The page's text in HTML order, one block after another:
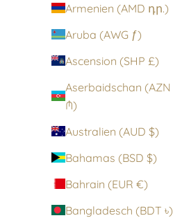
Armenien (AMD դր.)
Aruba (AWG ƒ)
Ascension (SHP £)
Aserbaidschan (AZN
₼)
Australien (AUD $)
Bahamas (BSD $)
Bahrain (EUR €)
Bangladesch (BDT ৳)
€360,00 EUR